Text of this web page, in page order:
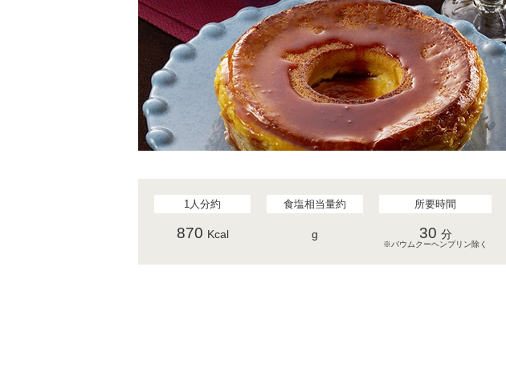
1人分約
870 Kcal
食塩相当量約
g
所要時間
30 分
※バウムクーヘンプリン除く